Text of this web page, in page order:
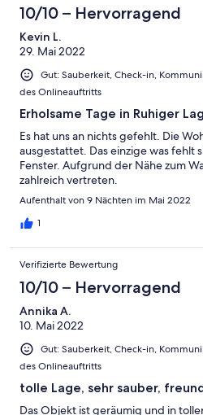
10/10 – Hervorragend
Kevin L.
29. Mai 2022
Gut: Sauberkeit, Check-in,
des Onlineauftritts
Erholsame Tage in Ruhiger
Es hat uns an nichts gefehlt. Die
ausgestattet. Das einzige was fehlt
Fenster. Aufgrund der Nähe zum
zahlreich vertreten.
Aufenthalt von 9 Nächten im Mai 2022
1
Verifizierte Bewertung
10/10 – Hervorragend
Annika A.
10. Mai 2022
Gut: Sauberkeit, Check-in,
des Onlineauftritts
tolle Lage, sehr sauber,
Das Objekt ist geräumig und in